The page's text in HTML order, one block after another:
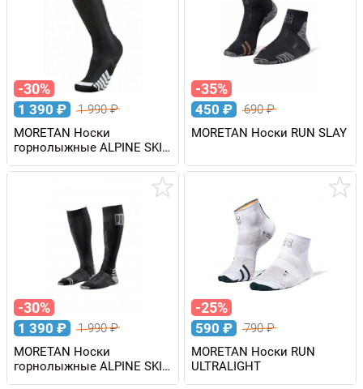
-30%
1 390 ₽ 1 990₽
MORETAN Носки
горнолыжные ALPINE SKI
EMBOSSOM
-35%
450 ₽ 690₽
MORETAN Носки RUN SLAY
-30%
1 390 ₽ 1 990₽
MORETAN Носки
горнолыжные ALPINE SKI
GRIP PRO
-25%
590 ₽ 790₽
MORETAN Носки RUN
ULTRALIGHT